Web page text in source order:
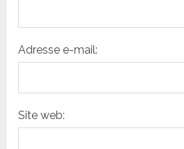
Adresse e-mail:
Site web: